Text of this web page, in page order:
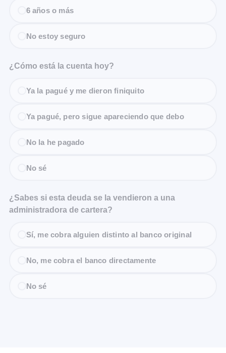
6 años o más
No estoy seguro
¿Cómo está la cuenta hoy?
Ya la pagué y me dieron finiquito
Ya pagué, pero sigue apareciendo que debo
No la he pagado
No sé
¿Sabes si esta deuda se la vendieron a una
administradora de cartera?
Sí, me cobra alguien distinto al banco original
No, me cobra el banco directamente
No sé